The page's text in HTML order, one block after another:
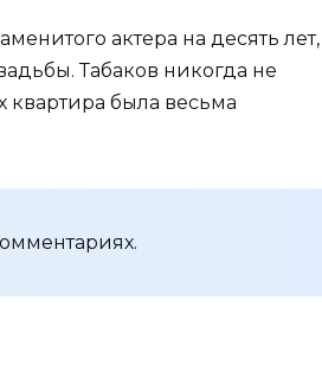
актера на десять лет,
Табаков никогда не
квартира была весьма